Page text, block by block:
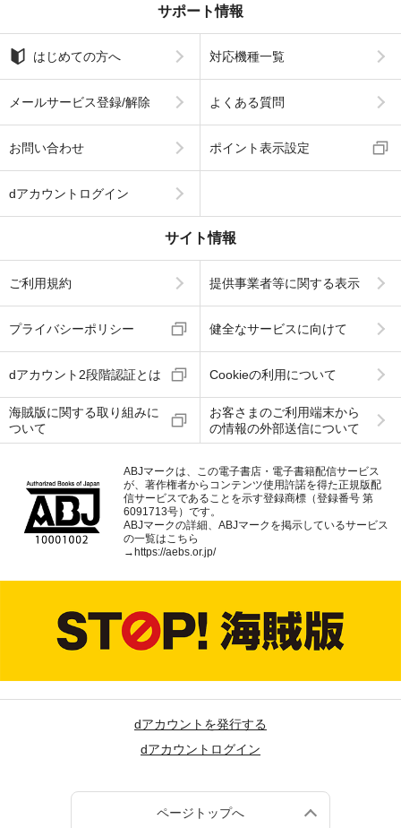
サポート情報
はじめての方へ 対応機種一覧
メールサービス登録/解除 よくある質問
お問い合わせ ポイント表示設定
dアカウントログイン
サイト情報
ご利用規約 提供事業者等に関する表示
プライバシーポリシー 健全なサービスに向けて
dアカウント2段階認証とは Cookieの利用について
海賊版に関する取り組みに
ついて
お客さまのご利用端末から
の情報の外部送信について
ABJマークは、この電子書店・電子書籍配信サービス
が、著作権者からコンテンツ使用許諾を得た正規版配
信サービスであることを示す登録商標（登録番号 第
6091713号）です。
ABJマークの詳細、ABJマークを掲示しているサービス
の一覧はこちら
→ https://aebs.or.jp/
dアカウントを発行する
dアカウントログイン
ページトップへ